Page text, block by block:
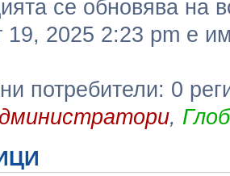
се обновява на
19, 2025 2:23 pm е
потребители: 0
,